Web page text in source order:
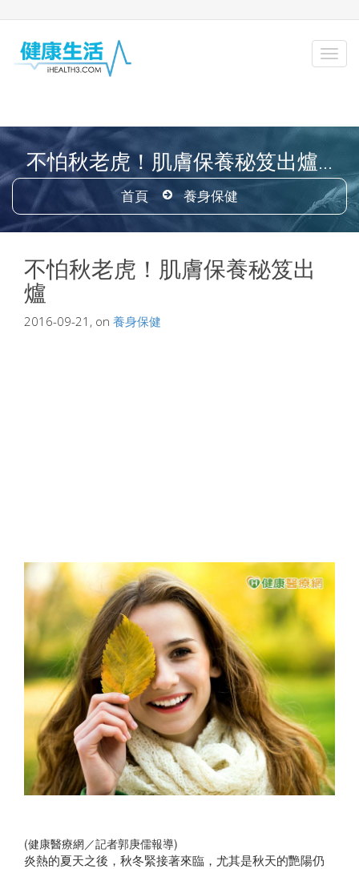
不怕秋老虎！肌膚保養秘笈出爐...
首頁 養身保健
不怕秋老虎！肌膚保養秘笈出
爐
2016-09-21, on 養身保健
(健康醫療網／記者郭庚儒報導)
炎熱的夏天之後，秋冬緊接著來臨，尤其是秋天的艷陽仍